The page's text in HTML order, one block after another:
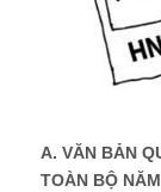
A. VĂN BẢN
TOÀN BỘ